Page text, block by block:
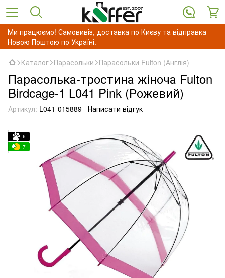
Ми працюємо! Самовивіз, доставка по Києву та відправка
Новою Поштою по Україні.
Каталог Парасольки Парасольки Fulton (Англія)
Парасолька-тростина жіноча Fulton
Birdcage-1 L041 Pink (Рожевий)
Артикул: L041-015889 Написати відгук
6
7